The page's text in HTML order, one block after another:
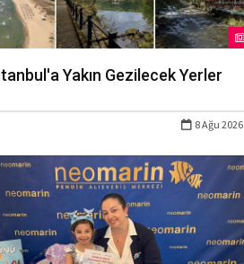
Yakın Gezilecek Yerler
8 Ağu 2026